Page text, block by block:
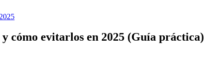
cómo evitarlos en 2025 (Guía práctica)